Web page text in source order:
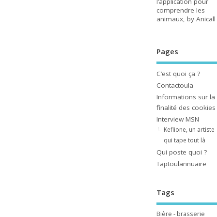
comprendre les
animaux, by Anicall
Pages
C’est quoi ça ?
Contactoula
Informations sur la
finalité des cookies
Interview MSN
Keflione, un artiste
qui tape tout là
Qui poste quoi ?
Taptoulannuaire
Tags
Bière - brasserie